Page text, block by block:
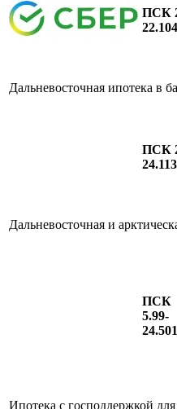
ПСК
22.104
Дальневосточная ипотека в
ПСК
24.113
Дальневосточная и
ПСК
5.99-
24.501
Ипотека с господдержкой